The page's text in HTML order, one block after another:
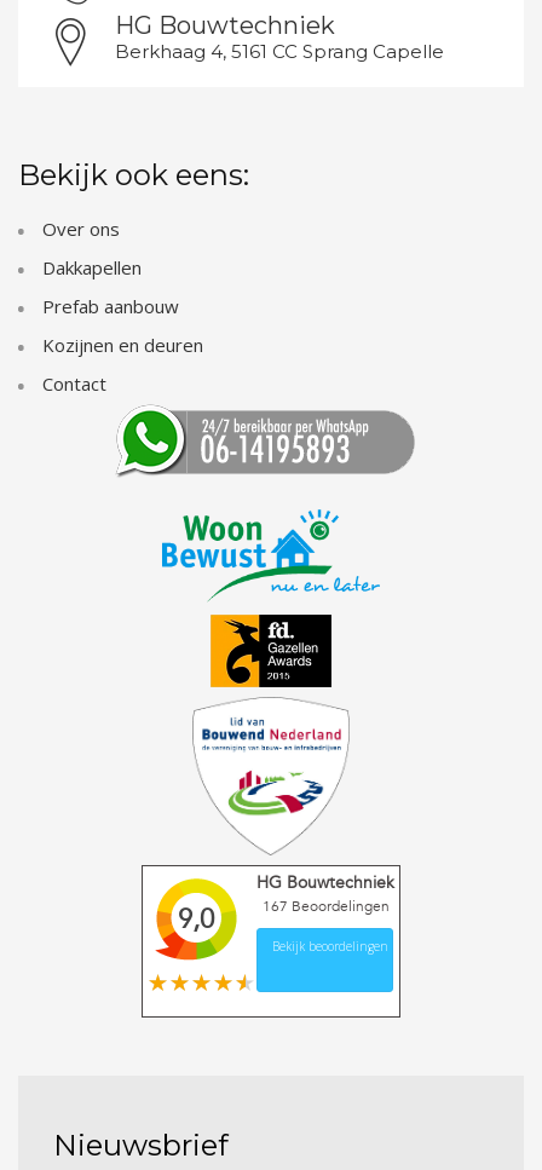
HG Bouwtechniek
Berkhaag 4, 5161 CC Sprang Capelle
Bekijk ook eens:
Over ons
Dakkapellen
Prefab aanbouw
Kozijnen en deuren
Contact
9,0
HG Bouwtechniek
167 Beoordelingen
Bekijk beoordelingen
Nieuwsbrief